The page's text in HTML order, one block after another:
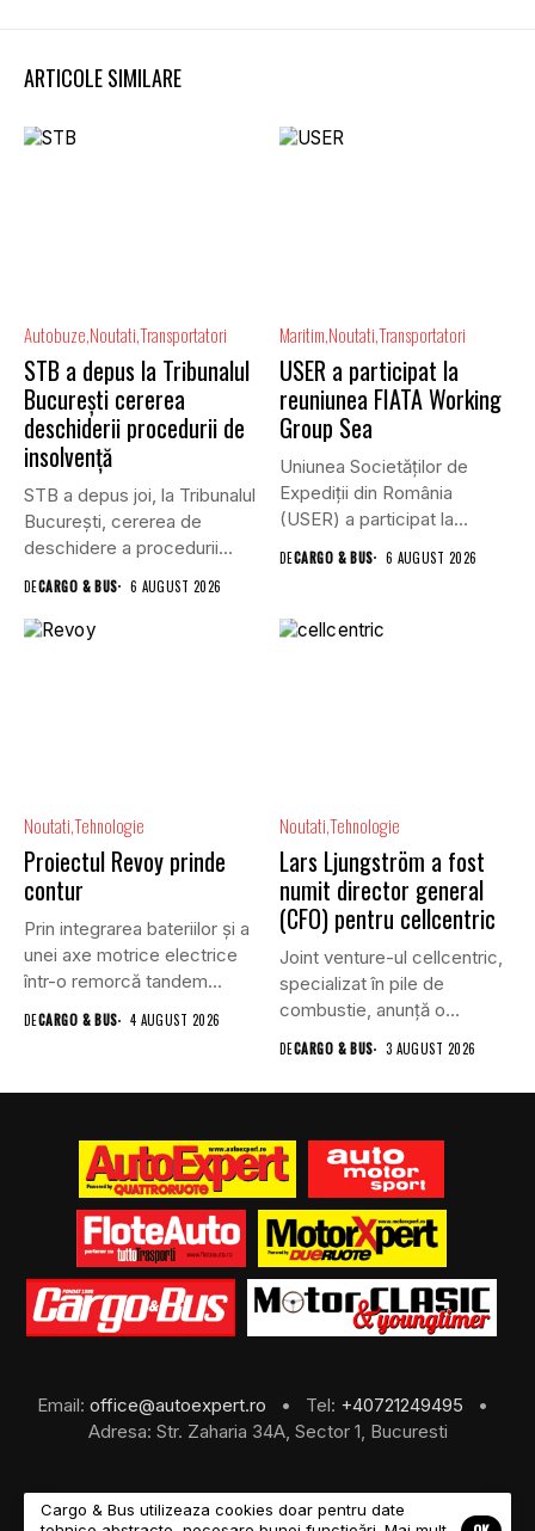
ARTICOLE SIMILARE
Autobuze NoutatiTransportatori
STB a depus la Tribunalul
București cererea
deschiderii procedurii de
insolvență
STB a depus joi, la Tribunalul
Bucureşti, cererea de
deschidere a procedurii...
DECARGO & BUS 6 AUGUST 2026
Maritim NoutatiTransportatori
USER a participat la
reuniunea FIATA Working
Group Sea
Uniunea Societăților de
Expediții din România
(USER) a participat la
DECARGO & BUS 6 AUGUST 2026
NoutatiTehnologie
Proiectul Revoy prinde
contur
Prin integrarea bateriilor și a
unei axe motrice electrice
într-o remorcă tandem...
DECARGO & BUS 4 AUGUST 2026
NoutatiTehnologie
Lars Ljungström a fost
numit director general
(CFO) pentru cellcentric
Joint venture-ul cellcentric,
specializat în pile de
combustie, anunță o
schimbare în...
DECARGO & BUS 3 AUGUST 2026
Email: office@autoexpert.ro • Tel: +40721249495
•
Adresa: Str. Zaharia 34A, Sector 1, Bucuresti
Cargo & Bus utilizeaza cookies doar pentru date